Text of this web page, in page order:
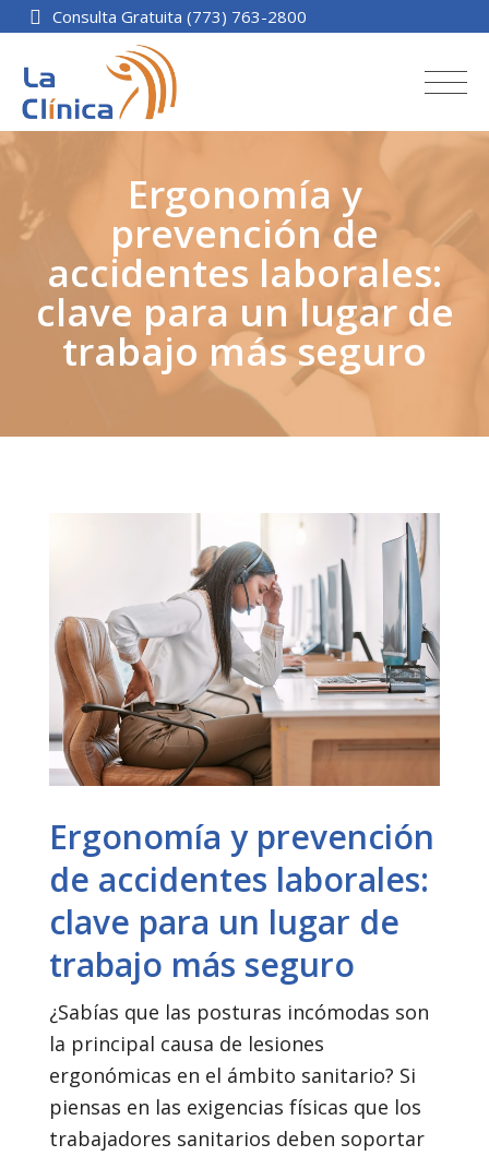
Consulta Gratuita (773) 763-2800
Ergonomía y
prevención de
accidentes laborales:
clave para un lugar de
trabajo más seguro
Ergonomía y prevención
de accidentes laborales:
clave para un lugar de
trabajo más seguro
¿Sabías que las posturas incómodas son
la principal causa de lesiones
ergonómicas en el ámbito sanitario? Si
piensas en las exigencias físicas que los
trabajadores sanitarios deben soportar